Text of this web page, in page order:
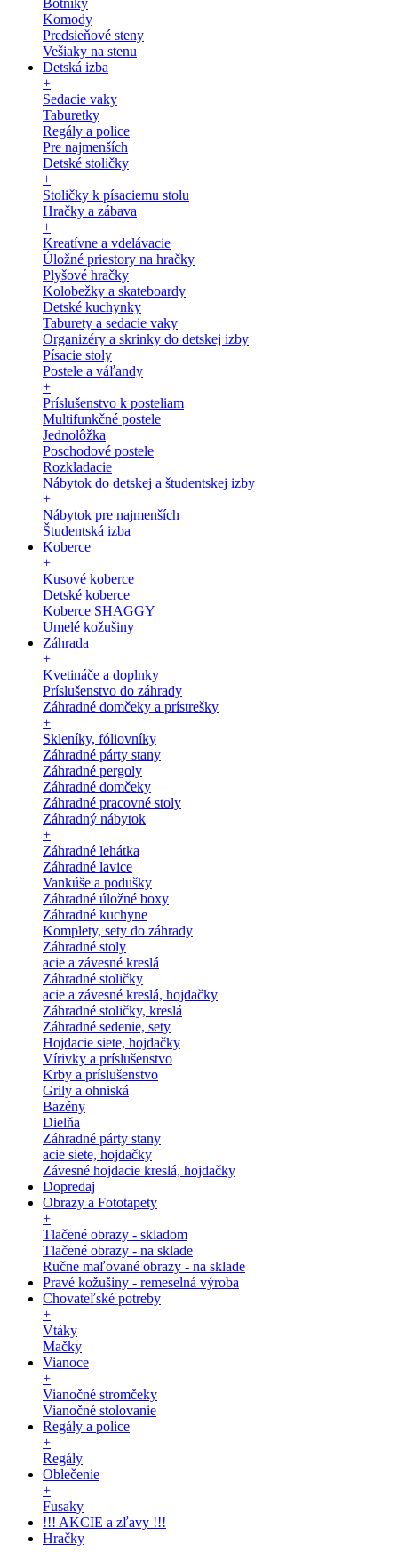
Botníky
Komody
Predsieňové steny
Vešiaky na stenu
Detská izba
+
Sedacie vaky
Taburetky
Regály a police
Pre najmenších
Detské stoličky
+
Stoličky k písaciemu stolu
Hračky a zábava
+
Kreatívne a vdelávacie
Úložné priestory na hračky
Plyšové hračky
Kolobežky a skateboardy
Detské kuchynky
Taburety a sedacie vaky
Organizéry a skrinky do detskej izby
Písacie stoly
Postele a váľandy
+
Príslušenstvo k posteliam
Multifunkčné postele
Jednolôžka
Poschodové postele
Rozkladacie
Nábytok do detskej a študentskej izby
+
Nábytok pre najmenších
Študentská izba
Koberce
+
Kusové koberce
Detské koberce
Koberce SHAGGY
Umelé kožušiny
Záhrada
+
Kvetináče a doplnky
Príslušenstvo do záhrady
Záhradné domčeky a prístrešky
+
Skleníky, fóliovníky
Záhradné párty stany
Záhradné pergoly
Záhradné domčeky
Záhradné pracovné stoly
Záhradný nábytok
+
Záhradné lehátka
Záhradné lavice
Vankúše a podušky
Záhradné úložné boxy
Záhradné kuchyne
Komplety, sety do záhrady
Záhradné stoly
acie a závesné kreslá
Záhradné stoličky
acie a závesné kreslá, hojdačky
Záhradné stoličky, kreslá
Záhradné sedenie, sety
Hojdacie siete, hojdačky
Vírivky a príslušenstvo
Krby a príslušenstvo
Grily a ohniská
Bazény
Dielňa
Záhradné párty stany
acie siete, hojdačky
Závesné hojdacie kreslá, hojdačky
Dopredaj
Obrazy a Fototapety
+
Tlačené obrazy - skladom
Tlačené obrazy - na sklade
Ručne maľované obrazy - na sklade
Pravé kožušiny - remeselná výroba
Chovateľské potreby
+
Vtáky
Mačky
Vianoce
+
Vianočné stromčeky
Vianočné stolovanie
Regály a police
+
Regály
Oblečenie
+
Fusaky
!!! AKCIE a zľavy !!!
Hračky